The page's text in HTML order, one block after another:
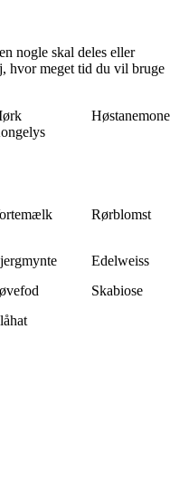
nogle skal deles eller
hvor meget tid du vil bruge
Høstanemone
Rørblomst
Edelweiss
Skabiose